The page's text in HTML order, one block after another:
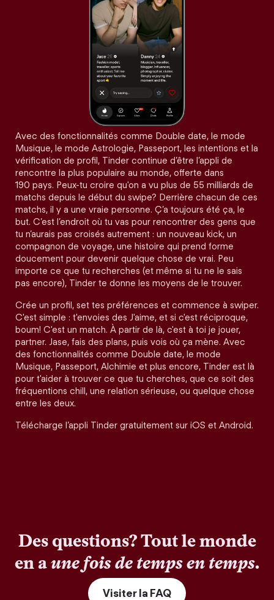
Avec des fonctionnalités comme Double date, le mode
Musique, le mode Astrologie, Passeport, les intentions et la
vérification de profil, Tinder continue d’être l’appli de
rencontre la plus populaire au monde, offerte dans
190 pays. Peux-tu croire qu'on a vu plus de 55 milliards de
matchs depuis le début du swipe? Derrière chacun de ces
matchs, il y a une vraie personne. Ç’a toujours été ça, le
but. C’est l’endroit où tu vas pour rencontrer des gens que
tu n’aurais pas croisés autrement : un nouveau kick, un
compagnon de voyage, une histoire qui prend forme
doucement pour devenir quelque chose de vrai. Peu
importe ce que tu recherches (et même si tu ne le sais
pas encore), Tinder te donne les moyens de le trouver.
Crée un profil, set tes préférences et commence à swiper.
C'est simple : t'envoies des J'aime, et si c'est réciproque,
boum! C'est un match. À partir de là, c'est à toi je jouer,
partner. Jase, fais des plans, puis vois où ça mène. Avec
des fonctionnalités comme Double date, le mode
Musique, Passeport, Alchimie et plus encore, Tinder est là
pour t'aider à trouver ce que tu cherches, que ce soit des
fréquentions chill, une relation sérieuse, ou quelque chose
entre les deux.
Télécharge l’appli Tinder gratuitement sur iOS et Android.
Des questions? Tout le monde
en aune fois de temps en temps.
Visiter la FAQ